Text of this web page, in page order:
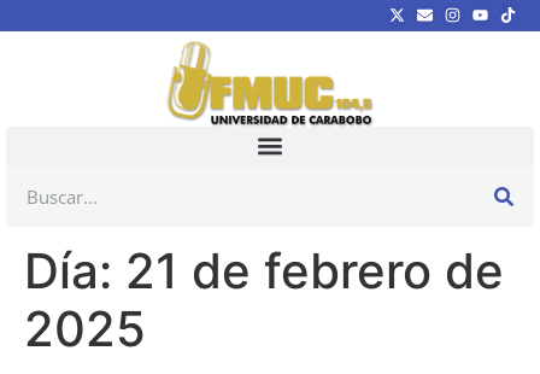
Día: 21 de febrero de
2025